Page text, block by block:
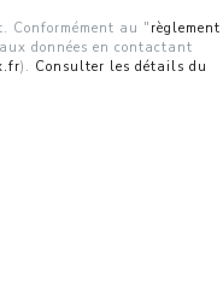
Conformément au " règlement
données en contactant
). Consulter les détails du